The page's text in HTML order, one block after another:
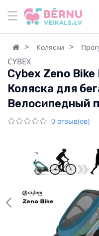
Коляски
CYBEX
Cybex Zeno
Коляска для
Велосипедный
0 отзыв(ов)